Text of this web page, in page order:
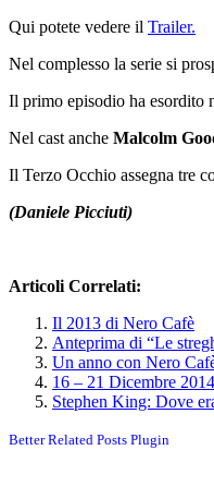
Qui potete vedere il Trailer.
Nel complesso la serie si
Il primo episodio ha esordito
Nel cast anche Malcolm
Il Terzo Occhio assegna tre
(Daniele Picciuti)
Articoli Correlati:
Il 2013 di Nero Cafè
Anteprima di “Le
Un anno con Nero
16 – 21 Dicembre
Stephen King: Dove
Better Related Posts Plugin